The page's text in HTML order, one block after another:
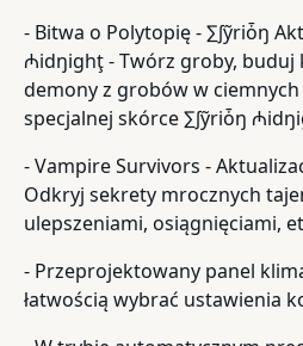
- Bitwa o Polytopię - ∑∫ỹriȱŋ
₼idŋighţ - Twórz groby, buduj
demony z grobów w ciemnych
specjalnej skórce ∑∫ỹriȱŋ
- Vampire Survivors -
Odkryj sekrety mrocznych
ulepszeniami, osiągnięciami,
- Przeprojektowany panel
łatwością wybrać ustawienia